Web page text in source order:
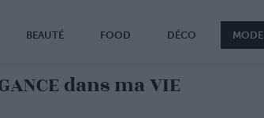
BEAUTÉ FOOD DÉCO MODE
dans ma VIE